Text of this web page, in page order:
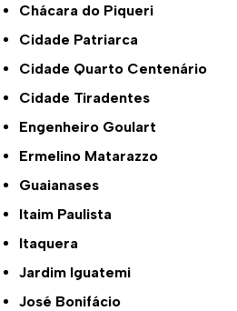
Chácara do Piqueri
Cidade Patriarca
Cidade Quarto Centenário
Cidade Tiradentes
Engenheiro Goulart
Ermelino Matarazzo
Guaianases
Itaim Paulista
Itaquera
Jardim Iguatemi
José Bonifácio